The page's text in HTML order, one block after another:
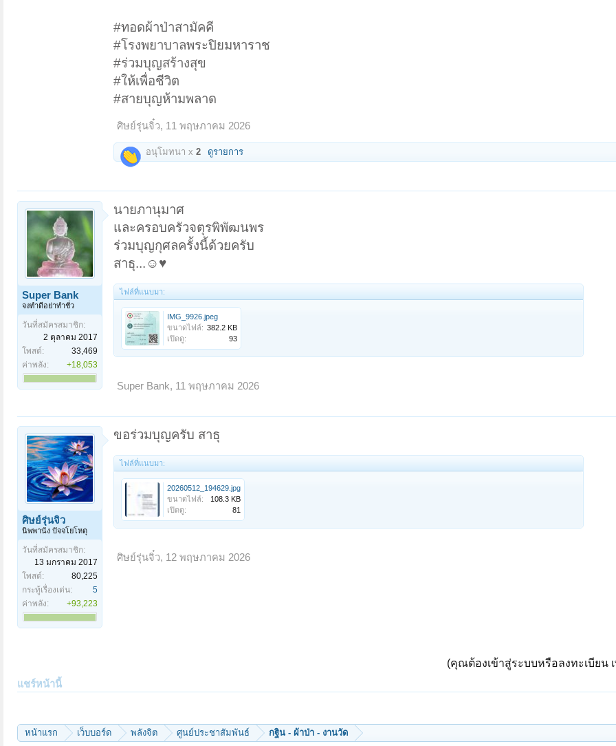
#ทอดผ้าป่าสามัคคี
#โรงพยาบาลพระปิยมหาราช
#ร่วมบุญสร้างสุข
#ให้เพื่อชีวิต
#สายบุญห้ามพลาด
ศิษย์รุ่นจิ๋ว, 11 พฤษภาคม 2026
อนุโมทนา x 2 ดูรายการ
Super Bank
จงทำดีอย่าทำชั่ว
วันที่สมัครสมาชิก:
2 ตุลาคม 2017
โพสต์:
33,469
ค่าพลัง:
+18,053
นายภานุมาศ
และครอบครัวจตุรพิพัฒนพร
ร่วมบุญกุศลครั้งนี้ด้วยครับ
สาธุ...☺️♥️
ไฟล์ที่แนบมา:
IMG_9926.jpeg
ขนาดไฟล์: 382.2 KB
เปิดดู:
93
Super Bank, 11 พฤษภาคม 2026
ศิษย์รุ่นจิ๋ว
นิพพานัง ปัจจโยโหตุ
วันที่สมัครสมาชิก:
13 มกราคม 2017
โพสต์:
80,225
กระทู้เรื่องเด่น:
5
ค่าพลัง:
+93,223
ขอร่วมบุญครับ สาธุ
ไฟล์ที่แนบมา:
20260512_194629.jpg
ขนาดไฟล์:
108.3 KB
เปิดดู:
81
ศิษย์รุ่นจิ๋ว, 12 พฤษภาคม 2026
(คุณต้องเข้าสู่ระบบหรือลงทะเบียน
แชร์หน้านี้
หน้าแรก เว็บบอร์ด พลังจิต ศูนย์ประชาสัมพันธ์ กฐิน - ผ้าป่า - งานวัด